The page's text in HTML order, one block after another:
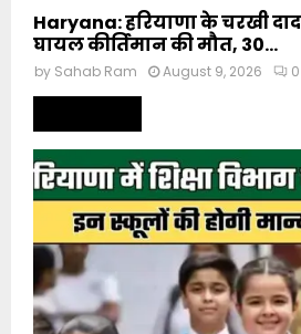
Haryana: हरियाणा के चरखी
घायल कीर्तिमान की मौत, 30...
by Sahab Ram August 9, 2026 0